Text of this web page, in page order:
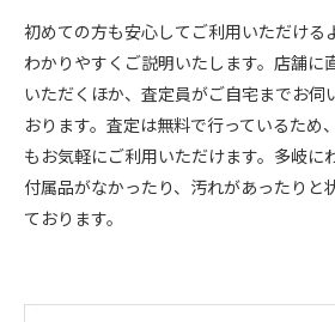
初めての方も安心してご利用いただける
わかりやすくご説明いたします。店舗に
いただくほか、査定員がご自宅までお伺
おります。査定は無料で行っているため
もお気軽にご利用いただけます。多岐に
付属品がなかったり、汚れがあったりと
ております。